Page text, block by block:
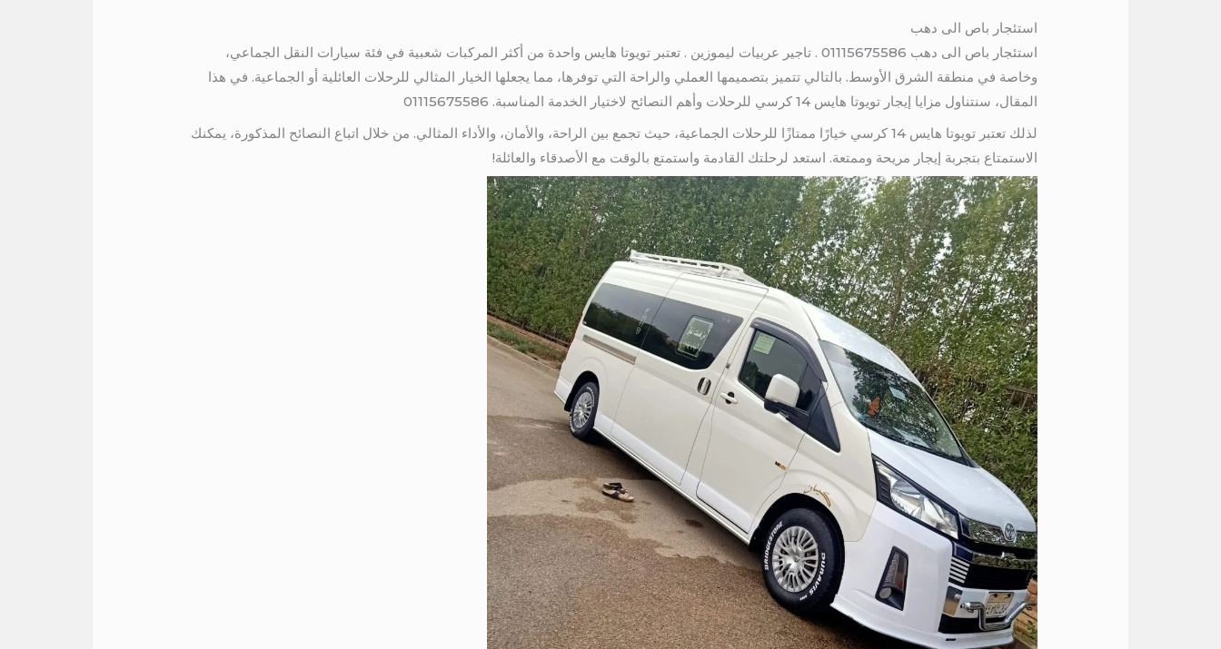
استئجار باص الى دهب
استئجار باص الى دهب 01115675586 . تاجير عربيات ليموزين . تعتبر تويوتا هايس واحدة من أكثر المركبات شعبية في فئة سيارات النقل الجماعي،
وخاصة في منطقة الشرق الأوسط. بالتالي تتميز بتصميمها العملي والراحة التي توفرها، مما يجعلها الخيار المثالي للرحلات العائلية أو الجماعية. في هذا
المقال، سنتناول مزايا إيجار تويوتا هايس 14 كرسي للرحلات وأهم النصائح لاختيار الخدمة المناسبة. 01115675586
لذلك تعتبر تويوتا هايس 14 كرسي خيارًا ممتازًا للرحلات الجماعية، حيث تجمع بين الراحة، والأمان، والأداء المثالي. من خلال اتباع النصائح المذكورة، يمكنك
الاستمتاع بتجربة إيجار مريحة وممتعة. استعد لرحلتك القادمة واستمتع بالوقت مع الأصدقاء والعائلة!